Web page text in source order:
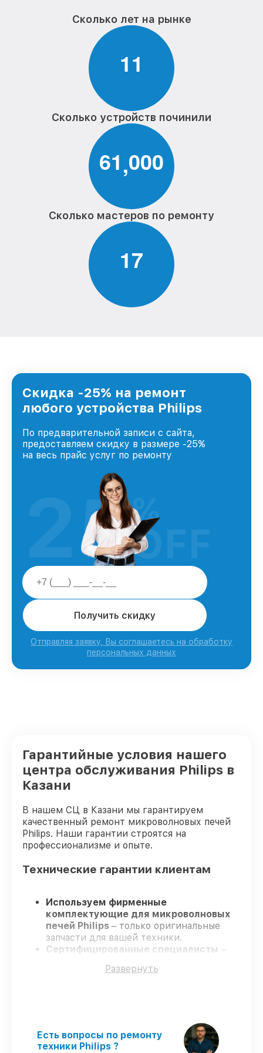
Сколько лет на рынке
11
Сколько устройств починили
61,000
Сколько мастеров по ремонту
17
Скидка -25% на ремонт
любого устройства Philips
По предварительной записи с сайта,
предоставляем скидку в размере -25%
на весь прайс услуг по ремонту
Получить скидку
Отправляя заявку, Вы соглашаетесь на обработку
персональных данных
25%
OFF
Гарантийные условия нашего
центра обслуживания Philips в
Казани
В нашем СЦ в Казани мы гарантируем
качественный ремонт микроволновых печей
Philips. Наши гарантии строятся на
профессионализме и опыте.
Технические гарантии клиентам
Используем фирменные
комплектующие для микроволновых
печей Philips – только оригинальные
запчасти для вашей техники.
Сертифицированные специалисты –
навыков, что гарантирует качество и
оговоренные сроки.
Поддержка после ремонта – на все
Развернуть
Есть вопросы по ремонту
техники Philips ?